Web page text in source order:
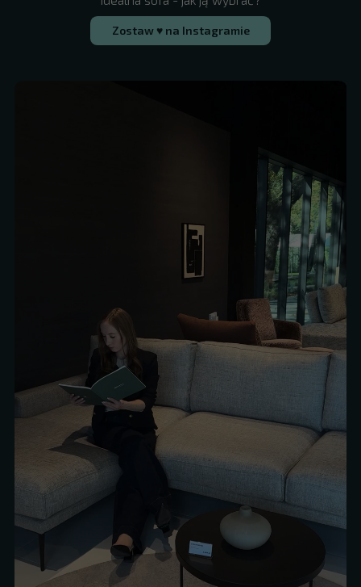
Zostaw ♥ na Instagramie